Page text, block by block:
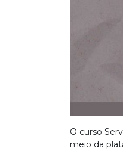
O curso
meio da